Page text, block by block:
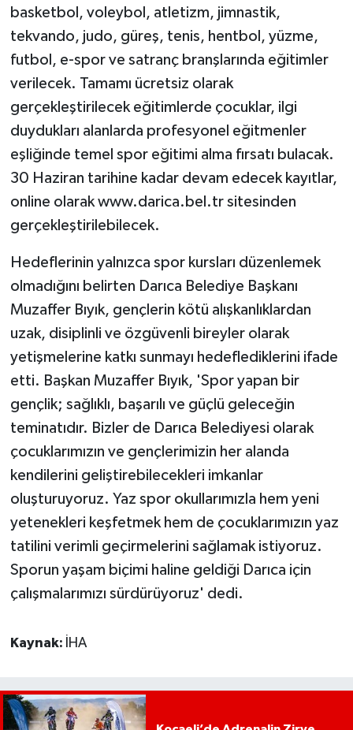
basketbol, voleybol, atletizm, jimnastik,
tekvando, judo, güreş, tenis, hentbol, yüzme,
futbol, e-spor ve satranç branşlarında eğitimler
verilecek. Tamamı ücretsiz olarak
gerçekleştirilecek eğitimlerde çocuklar, ilgi
duydukları alanlarda profesyonel eğitmenler
eşliğinde temel spor eğitimi alma fırsatı bulacak.
30 Haziran tarihine kadar devam edecek kayıtlar,
online olarak www.darica.bel.tr sitesinden
gerçekleştirilebilecek.
Hedeflerinin yalnızca spor kursları düzenlemek
olmadığını belirten Darıca Belediye Başkanı
Muzaffer Bıyık, gençlerin kötü alışkanlıklardan
uzak, disiplinli ve özgüvenli bireyler olarak
yetişmelerine katkı sunmayı hedeflediklerini ifade
etti. Başkan Muzaffer Bıyık, 'Spor yapan bir
gençlik; sağlıklı, başarılı ve güçlü geleceğin
teminatıdır. Bizler de Darıca Belediyesi olarak
çocuklarımızın ve gençlerimizin her alanda
kendilerini geliştirebilecekleri imkanlar
oluşturuyoruz. Yaz spor okullarımızla hem yeni
yetenekleri keşfetmek hem de çocuklarımızın yaz
tatilini verimli geçirmelerini sağlamak istiyoruz.
Sporun yaşam biçimi haline geldiği Darıca için
çalışmalarımızı sürdürüyoruz' dedi.
Kaynak: İHA